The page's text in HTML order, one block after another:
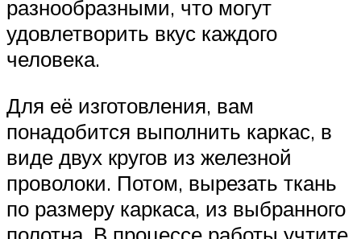
разнообразными, что могут
удовлетворить вкус каждого
человека.
Для её изготовления, вам
понадобится выполнить каркас, в
виде двух кругов из железной
проволоки. Потом, вырезать ткань
по размеру каркаса, из выбранного